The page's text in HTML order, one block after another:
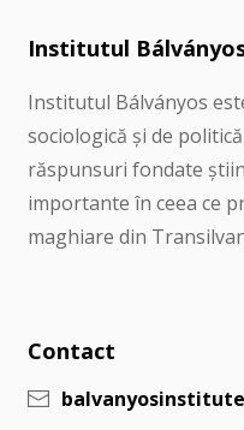
Institutul
Institutul Bálványos
sociologică și de
răspunsuri fondate
importante în ceea ce
maghiare din
Contact